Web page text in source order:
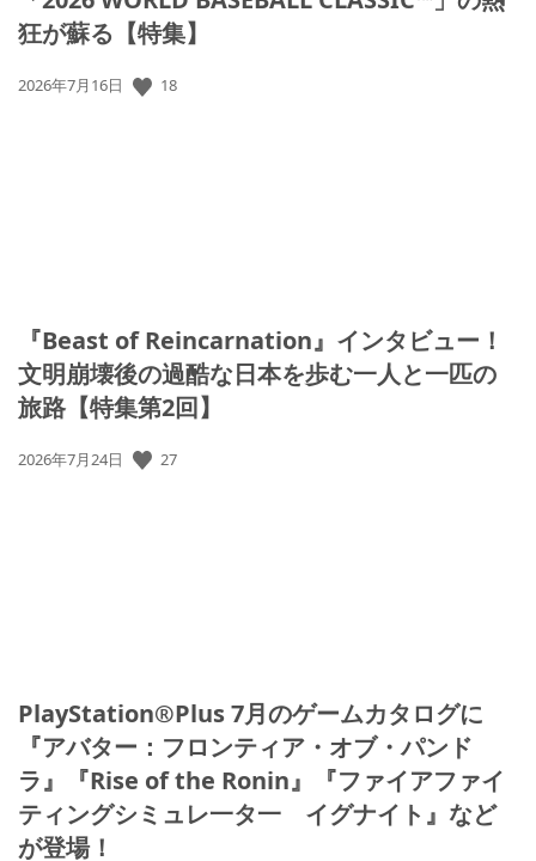
狂が蘇る【特集】
公
2026年7月16日 18
『Beast of Reincarnation』インタビュー！
文明崩壊後の過酷な日本を歩む一人と一匹の
旅路【特集第2回】
公
2026年7月24日 27
PlayStation®Plus 7月のゲームカタログに
『アバター：フロンティア・オブ・パンド
ラ』『Rise of the Ronin』『ファイアファイ
ティングシミュレ一タ一 イグナイト』など
が登場！